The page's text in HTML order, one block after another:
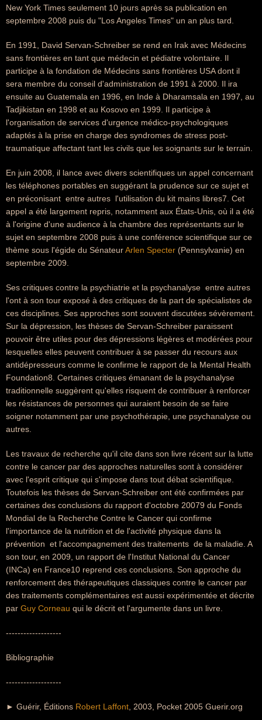
New York Times seulement 10 jours après sa publication en
septembre 2008 puis du "Los Angeles Times" un an plus tard.
En 1991, David Servan-Schreiber se rend en Irak avec Médecins
sans frontières en tant que médecin et pédiatre volontaire. Il
participe à la fondation de Médecins sans frontières USA dont il
sera membre du conseil d'administration de 1991 à 2000. Il ira
ensuite au Guatemala en 1996, en Inde à Dharamsala en 1997, au
Tadjikistan en 1998 et au Kosovo en 1999. Il participe à
l'organisation de services d'urgence médico-psychologiques
adaptés à la prise en charge des syndromes de stress post-
traumatique affectant tant les civils que les soignants sur le terrain.
En juin 2008, il lance avec divers scientifiques un appel concernant
les téléphones portables en suggérant la prudence sur ce sujet et
en préconisant  entre autres  l'utilisation du kit mains libres7. Cet
appel a été largement repris, notamment aux États-Unis, où il a été
à l'origine d'une audience à la chambre des représentants sur le
sujet en septembre 2008 puis à une conférence scientifique sur ce
thème sous l'égide du SénateurArlen Specter (Pennsylvanie) en
septembre 2009.
Ses critiques contre la psychiatrie et la psychanalyse  entre autres 
l'ont à son tour exposé à des critiques de la part de spécialistes de
ces disciplines. Ses approches sont souvent discutées sévèrement.
Sur la dépression, les thèses de Servan-Schreiber paraissent
pouvoir être utiles pour des dépressions légères et modérées pour
lesquelles elles peuvent contribuer à se passer du recours aux
antidépresseurs comme le confirme le rapport de la Mental Health
Foundation8. Certaines critiques émanant de la psychanalyse
traditionnelle suggèrent qu'elles risquent de contribuer à renforcer
les résistances de personnes qui auraient besoin de se faire
soigner notamment par une psychothérapie, une psychanalyse ou
autres.
Les travaux de recherche qu'il cite dans son livre récent sur la lutte
contre le cancer par des approches naturelles sont à considérer
avec l'esprit critique qui s'impose dans tout débat scientifique.
Toutefois les thèses de Servan-Schreiber ont été confirmées par
certaines des conclusions du rapport d'octobre 20079 du Fonds
Mondial de la Recherche Contre le Cancer qui confirme
l'importance de la nutrition et de l'activité physique dans la
prévention  et l'accompagnement des traitements  de la maladie. A
son tour, en 2009, un rapport de l'Institut National du Cancer
(INCa) en France10 reprend ces conclusions. Son approche du
renforcement des thérapeutiques classiques contre le cancer par
des traitements complémentaires est aussi expérimentée et décrite
par Guy Corneau qui le décrit et l'argumente dans un livre.
-------------------
Bibliographie
-------------------
► Guérir, Éditions Robert Laffont , 2003, Pocket 2005 Guerir.org